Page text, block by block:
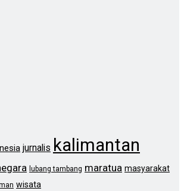
jurnalis kalimantan
lubang tambang maratua masyarakat
wisata